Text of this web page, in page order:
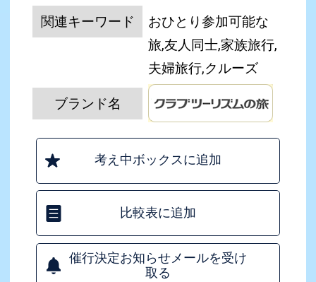
関連キーワード
おひとり参加可能な
旅,友人同士,家族旅行,
夫婦旅行,クルーズ
ブランド名
考え中ボックスに追加
比較表に追加
催行決定お知らせメールを受け
取る